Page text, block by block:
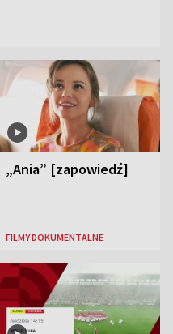
„Ania” [zapowiedź]
FILMY DOKUMENTALNE